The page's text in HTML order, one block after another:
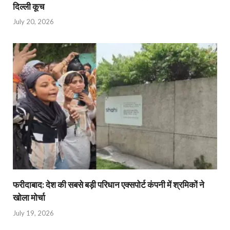
दिल्ली कूच
July 20, 2026
फरीदाबाद: देश की सबसे बड़ी परिधान एक्सपोर्ट कंपनी में श्रमिकों ने
खोला मोर्चा
July 19, 2026